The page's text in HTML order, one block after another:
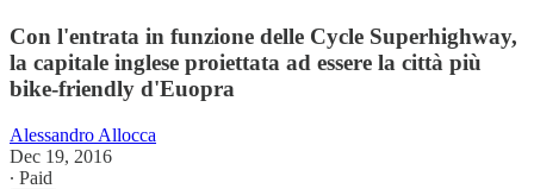
Con l'entrata in funzione delle Cycle Superhighway,
la capitale inglese proiettata ad essere la città più
bike-friendly d'Euopra
Alessandro Allocca
Dec 19, 2016
∙ Paid